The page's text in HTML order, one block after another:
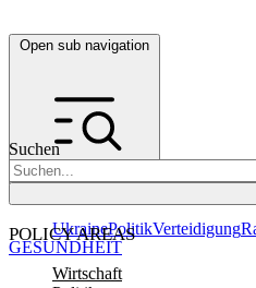
Open sub navigation
Suchen
POLICY AREAS
Wirtschaft
UkrainePolitikVerteidigung
GESUNDHEIT